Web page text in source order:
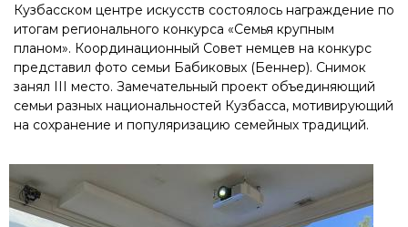
Кузбасском центре искусств состоялось награждение по
итогам регионального конкурса «Семья крупным
планом». Координационный Совет немцев на конкурс
представил фото семьи Бабиковых (Беннер). Снимок
занял III место. Замечательный проект объединяющий
семьи разных национальностей Кузбасса, мотивирующий
на сохранение и популяризацию семейных традиций.